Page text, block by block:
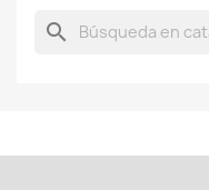
search